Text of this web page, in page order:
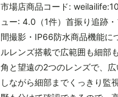
市場店商品コード:
ュー: 4.0（1件）首振り追跡
間撮影・IP66防水商品機能に
ルレンズ搭載で広範囲も細部
角と望遠の2つのレンズで、
しながら細部までくっきり監